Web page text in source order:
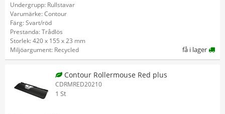
Undergrupp: Rullstavar
Varumärke: Contour
Färg: Svart/röd
Prestanda: Trådlös
Storlek: 420 x 155 x 23 mm
Miljöargument: Recycled
få i lager
Contour Rollermouse Red plus
CDRMRED20210
1 St